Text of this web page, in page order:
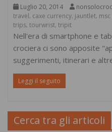
Luglio 20, 2014
travel, caxe currency, jauntlet,
trips, tourwrist, tripit
Nell'era di smartphone e
crociera ci sono apposite
suggerimenti, itinerari e
Leggi il seguito
Cerca tra gli articoli